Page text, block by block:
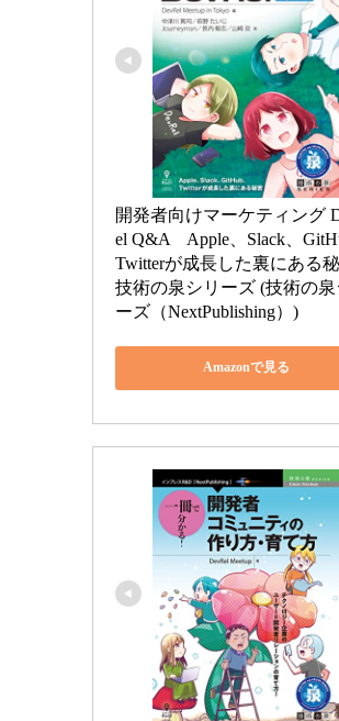
開発者向けマーケティング
el Q&A　Apple、Slack、
Twitterが成長した裏にある
技術の泉シリーズ (技術の泉
ーズ（NextPublishing）)
Amazonで見る